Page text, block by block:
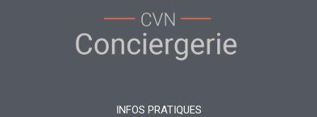
INFOS PRATIQUES